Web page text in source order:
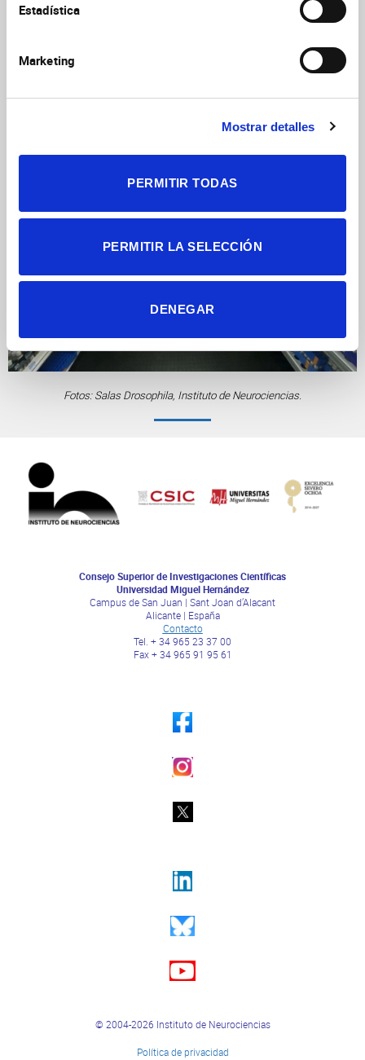
Estadística
Marketing
Mostrar detalles
PERMITIR TODAS
PERMITIR LA SELECCIÓN
DENEGAR
Análisis de conducta en invertebrados
Fotos: Salas Drosophila, Instituto de Neurociencias.
Consejo Superior de Investigaciones Científicas
Universidad Miguel Hernández
Campus de San Juan | Sant Joan d’Alacant
Alicante | España
Contacto
Tel. + 34 965 23 37 00
Fax + 34 965 91 95 61
© 2004-2026 Instituto de Neurociencias
Política de privacidad